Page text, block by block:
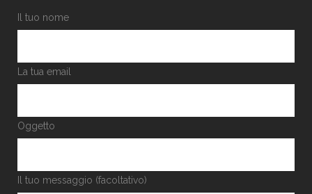
Il tuo nome
La tua email
Oggetto
Il tuo messaggio (facoltativo)